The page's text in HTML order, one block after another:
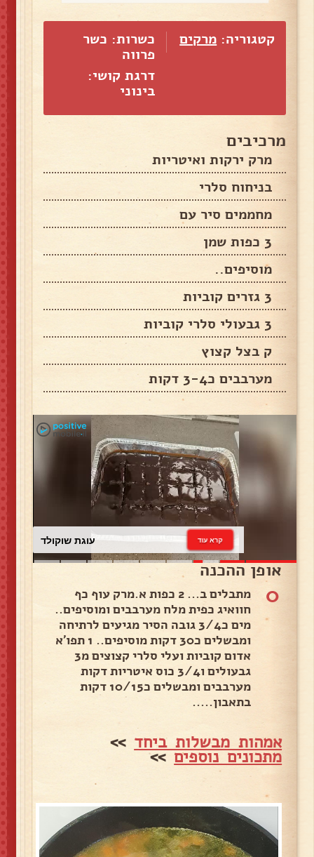
קטגוריה: מרקים
כשרות: כשר
פרווה
דרגת קושי:
בינוני
מרכיבים
מרק ירקות ואיטריות
בניחוח סלרי
מחממים סיר עם
3 כפות שמן
מוסיפים..
3 גזרים קוביות
3 גבעולי סלרי קוביות
ק בצל קצוץ
מערבבים כ3-4 דקות
עוגת שוקולד קרא עוד
אופן ההכנה
0
מתבלים ב... 2 כפות א.מרק עוף כף
חוואיג כפית מלח מערבבים ומוסיפים..
מים כ3/4 גובה הסיר מגיעים לרתיחה
ומבשלים כ30 דקות מוסיפים.. 1 תפו'א
אדום קוביות ועלי סלרי קצוצים מ3
גבעולים ו3/4 כוס איטריות דקות
מערבבים ומבשלים כ10/15 דקות
בתאבון.....
אמהות מבשלות ביחד >>
מתכונים נוספים>>